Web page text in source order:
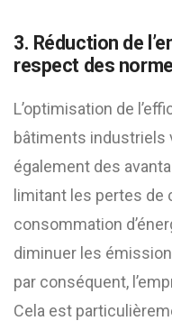
3. Réduction de
respect des
L’optimisation de
bâtiments industriels
également des
limitant les pertes de
consommation
diminuer les
par conséquent,
Cela est